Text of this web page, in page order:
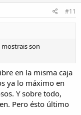
#11
mostrais son
en la misma caja
ya lo máximo en
Y sobre todo,
Pero ésto último